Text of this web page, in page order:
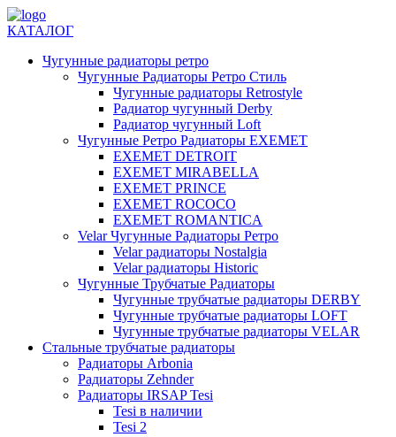
КАТАЛОГ
Чугунные радиаторы ретро
Чугунные Радиаторы Ретро Стиль
Чугунные радиаторы Retrostyle
Радиатор чугунный Derby
Радиатор чугунный Loft
Чугунные Ретро Радиаторы EXEMET
EXEMET DETROIT
EXEMET MIRABELLA
EXEMET PRINCE
EXEMET ROCOCO
EXEMET ROMANTICA
Velar Чугунные Радиаторы Ретро
Velar радиаторы Nostalgia
Velar радиаторы Historic
Чугунные Трубчатые Радиаторы
Чугунные трубчатые радиаторы DERBY
Чугунные трубчатые радиаторы LOFT
Чугунные трубчатые радиаторы VELAR
Стальные трубчатые радиаторы
Радиаторы Arbonia
Радиаторы Zehnder
Радиаторы IRSAP Tesi
Tesi в наличии
Tesi 2